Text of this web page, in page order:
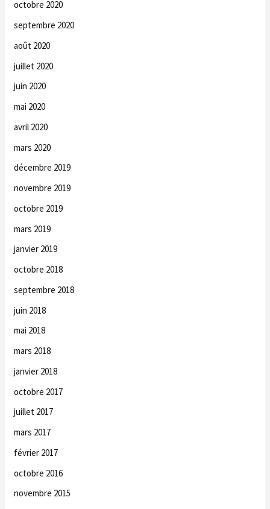
octobre 2020
septembre 2020
août 2020
juillet 2020
juin 2020
mai 2020
avril 2020
mars 2020
décembre 2019
novembre 2019
octobre 2019
mars 2019
janvier 2019
octobre 2018
septembre 2018
juin 2018
mai 2018
mars 2018
janvier 2018
octobre 2017
juillet 2017
mars 2017
février 2017
octobre 2016
novembre 2015